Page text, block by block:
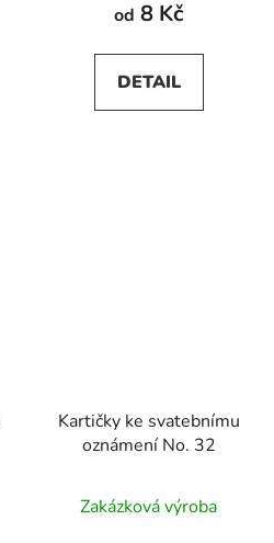
od 8 Kč
DETAIL
Kartičky ke svatebnímu
oznámení No. 32
Zakázková výroba